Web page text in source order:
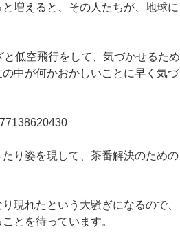
増えると、その人たちが、地球に
低空飛行をして、気づかせるため
中が何かおかしいことに早く気づ
り姿を現して、茶番解決のための
現れたという大騒ぎになるので、
とを待っています。